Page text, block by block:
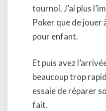
tournoi. J’ai plus
Poker que de jouer
pour enfant.
Et puis avez
beaucoup trop
essaie de réparer
fait.